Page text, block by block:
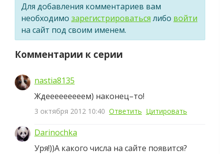
Для добавления комментариев вам
необходимо зарегистрироваться либо войти
на сайт под своим именем.
Комментарии к серии
nastia8135
Ждееееееееем) наконец–то!
3 октября 2012 10:40 Ответить Цитировать
Darinochka
Уря!))А какого числа на сайте появится?